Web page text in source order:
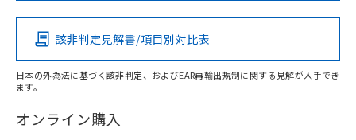
O
在庫等で未対応品が混在する可能性があります。
該非判定見解書/項目別対比表
日本の外為法に基づく該非判定、およびEAR再輸出規制に関する見解が入手でき
ます。
オンライン購入